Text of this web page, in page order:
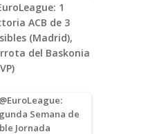
1
ACB de 3
(Madrid),
del Baskonia